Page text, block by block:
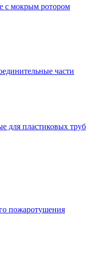
с мокрым ротором
части
для пластиковых труб
пожаротушения